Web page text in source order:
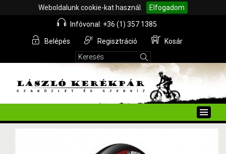
Weboldalunk cookie-kat használ. Elfogadom
Infóvonal: +36 (1) 357 1385
Belépés Regisztráció Kosár
Toggle